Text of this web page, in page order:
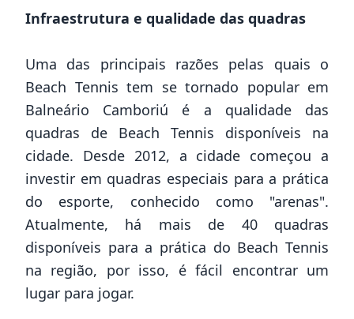
Infraestrutura e qualidade das quadras
Uma das principais razões pelas quais o
Beach Tennis tem se tornado popular em
Balneário Camboriú é a qualidade das
quadras de Beach Tennis disponíveis na
cidade. Desde 2012, a cidade começou a
investir em quadras especiais para a prática
do esporte, conhecido como "arenas".
Atualmente, há mais de 40 quadras
disponíveis para a prática do Beach Tennis
na região, por isso, é fácil encontrar um
lugar para jogar.